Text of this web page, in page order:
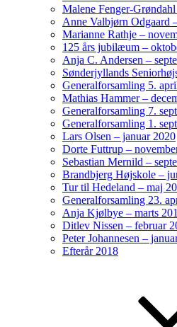
Malene Fenger-
Anne Valbjørn Odgaard
Marianne Rathje –
125 års jubilæum –
Anja C. Andersen –
Sønderjyllands
Generalforsamling 5.
Mathias Hammer –
Generalforsamling 7.
Generalforsamling 1.
Lars Olsen – januar 2020
Dorte Futtrup –
Sebastian Mernild –
Brandbjerg Højskole –
Tur til Hedeland – maj
Generalforsamling 23.
Anja Kjølbye – marts
Ditlev Nissen – februar
Peter Johannesen –
Efterår 2018